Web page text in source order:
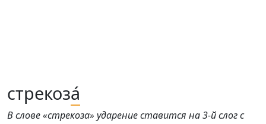
стрекоза́
В слове «стрекоза» ударение ставится на 3-й слог с